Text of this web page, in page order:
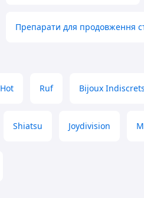
Препарати для продовження
Hot Ruf Bijoux
Shiatsu Joydivision